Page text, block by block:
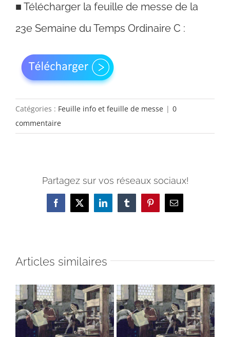
■ Télécharger la feuille de messe de la
23e Semaine du Temps Ordinaire C :
Catégories : Feuille info et feuille de messe | 0
commentaire
Partagez sur vos réseaux sociaux!
Facebook
X LinkedInTumblrPinterestEmail
Articles similaires